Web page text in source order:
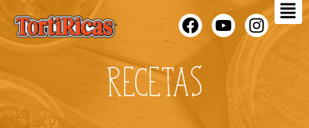
RECETAS